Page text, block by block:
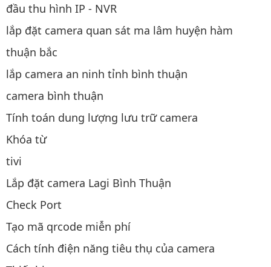
đầu thu hình IP - NVR
lắp đặt camera quan sát ma lâm huyện hàm
thuận bắc
lắp camera an ninh tỉnh bình thuận
camera bình thuận
Tính toán dung lượng lưu trữ camera
Khóa từ
tivi
Lắp đặt camera Lagi Bình Thuận
Check Port
Tạo mã qrcode miễn phí
Cách tính điện năng tiêu thụ của camera